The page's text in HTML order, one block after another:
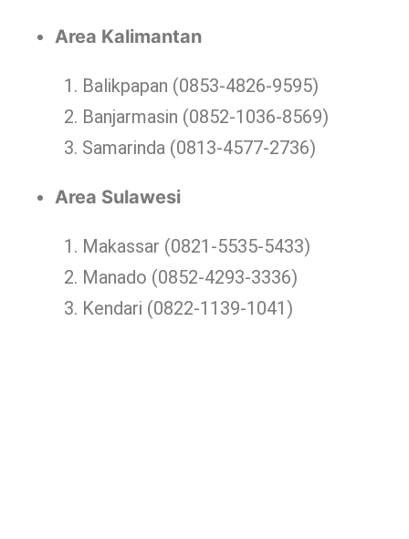
Area Kalimantan
Balikpapan (0853-4826-9595)
Banjarmasin (0852-1036-8569)
Samarinda (0813-4577-2736)
Area Sulawesi
Makassar (0821-5535-5433)
Manado (0852-4293-3336)
Kendari (0822-1139-1041)